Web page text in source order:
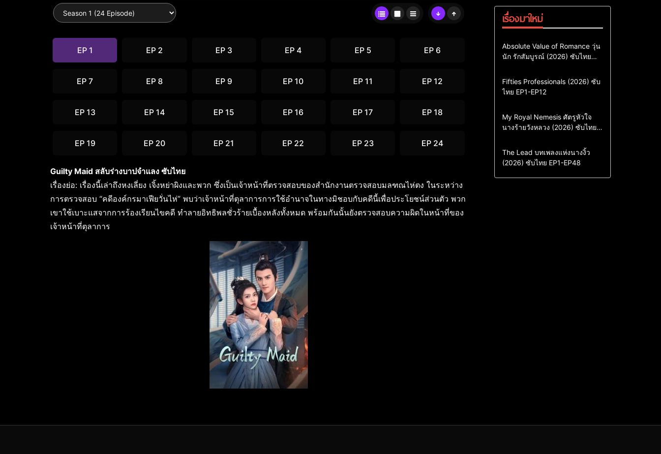
EP 1 EP 2 EP 3 EP 4 EP 5 EP 6
EP 7 EP 8 EP 9 EP 10 EP 11 EP 12
EP 13 EP 14 EP 15 EP 16 EP 17 EP 18
EP 19 EP 20 EP 21 EP 22 EP 23 EP 24
Guilty Maid สลับร่างบาปจำแลง ซับไทย
เรื่องย่อ: เรื่องนี้เล่าถึงหงเลี่ยง เจิ้งหย่าผิงและพวก ซึ่งเป็นเจ้าหน้าที่ตรวจสอบของสำนักงานตรวจสอบมลฑณไห่ตง ในระหว่าง
การตรวจสอบ “คดีองค์กรมาเฟียวั่นไห่” พบว่าเจ้าหน้าที่ตุลาการการใช้อำนาจในทางมิชอบกับคดีนี้เพื่อประโยชน์ส่วนตัว พวก
เขาใช้เบาะแสจากการร้องเรียนไขคดี ทำลายอิทธิพลชั่วร้ายเบื้องหลังทั้งหมด พร้อมกันนั้นยังตรวจสอบความผิดในหน้าที่ของ
เจ้าหน้าที่ตุลาการ
เรื่องมาใหม่
Comedy Drama
ซีรี่ย์เกาหลี
ซีรี่ย์เกาหลีซับไทย
Absolute Value of Romance วุ่น
นัก รักสัมบูรณ์ (2026) ซับไทย
Action & Adventure
Comedy
Drama
ซีรี่ย์เกาหลี
Fifties Professionals (2026) ซับ
ไทย EP1-EP12
Comedy
Drama
Sci-Fi & Fantasy
ซีรี่ย์เกาหลี
My Royal Nemesis ศัตรูหัวใจ
นางร้ายวังหลวง (2026) ซับไทย
Drama
ซีรี่ย์จีน
ซีรี่ย์จีนซับไทย
The Lead บทเพลงแห่งนางงิ้ว
(2026) ซับไทย EP1-EP48